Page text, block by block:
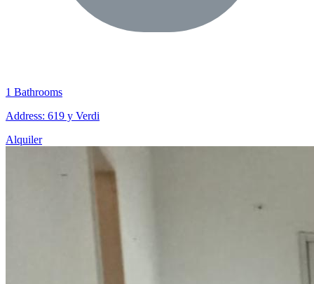
1 Bathrooms
Address: 619 y Verdi
Alquiler